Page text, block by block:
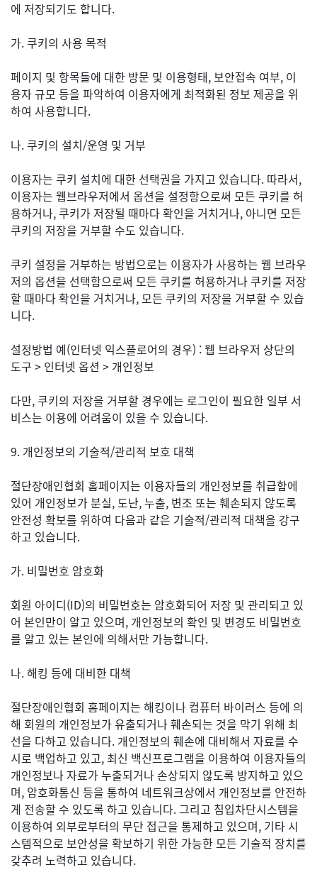
에 저장되기도 합니다.
가. 쿠키의 사용 목적
페이지 및 항목들에 대한 방문 및 이용형태, 보안접속 여부, 이
용자 규모 등을 파악하여 이용자에게 최적화된 정보 제공을 위
하여 사용합니다.
나. 쿠키의 설치/운영 및 거부
이용자는 쿠키 설치에 대한 선택권을 가지고 있습니다. 따라서,
이용자는 웹브라우저에서 옵션을 설정함으로써 모든 쿠키를 허
용하거나, 쿠키가 저장될 때마다 확인을 거치거나, 아니면 모든
쿠키의 저장을 거부할 수도 있습니다.
쿠키 설정을 거부하는 방법으로는 이용자가 사용하는 웹 브라우
저의 옵션을 선택함으로써 모든 쿠키를 허용하거나 쿠키를 저장
할 때마다 확인을 거치거나, 모든 쿠키의 저장을 거부할 수 있습
니다.
설정방법 예(인터넷 익스플로어의 경우) : 웹 브라우저 상단의
도구 > 인터넷 옵션 > 개인정보
다만, 쿠키의 저장을 거부할 경우에는 로그인이 필요한 일부 서
비스는 이용에 어려움이 있을 수 있습니다.
9. 개인정보의 기술적/관리적 보호 대책
절단장애인협회 홈페이지는 이용자들의 개인정보를 취급함에
있어 개인정보가 분실, 도난, 누출, 변조 또는 훼손되지 않도록
안전성 확보를 위하여 다음과 같은 기술적/관리적 대책을 강구
하고 있습니다.
가. 비밀번호 암호화
회원 아이디(ID)의 비밀번호는 암호화되어 저장 및 관리되고 있
어 본인만이 알고 있으며, 개인정보의 확인 및 변경도 비밀번호
를 알고 있는 본인에 의해서만 가능합니다.
나. 해킹 등에 대비한 대책
절단장애인협회 홈페이지는 해킹이나 컴퓨터 바이러스 등에 의
해 회원의 개인정보가 유출되거나 훼손되는 것을 막기 위해 최
선을 다하고 있습니다. 개인정보의 훼손에 대비해서 자료를 수
시로 백업하고 있고, 최신 백신프로그램을 이용하여 이용자들의
개인정보나 자료가 누출되거나 손상되지 않도록 방지하고 있으
며, 암호화통신 등을 통하여 네트워크상에서 개인정보를 안전하
게 전송할 수 있도록 하고 있습니다. 그리고 침입차단시스템을
이용하여 외부로부터의 무단 접근을 통제하고 있으며, 기타 시
스템적으로 보안성을 확보하기 위한 가능한 모든 기술적 장치를
갖추려 노력하고 있습니다.